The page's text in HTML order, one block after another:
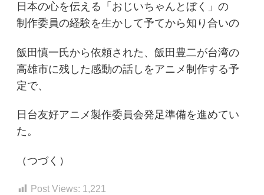
日本の心を伝える「おじいちゃんとぼく」の
制作委員の経験を生かして予てから知り合いの
飯田慎一氏から依頼された、飯田豊二が台湾の
高雄市に残した感動の話しをアニメ制作する予
定で、
日台友好アニメ製作委員会発足準備を進めてい
た。
（つづく）
Post Views: 1,221